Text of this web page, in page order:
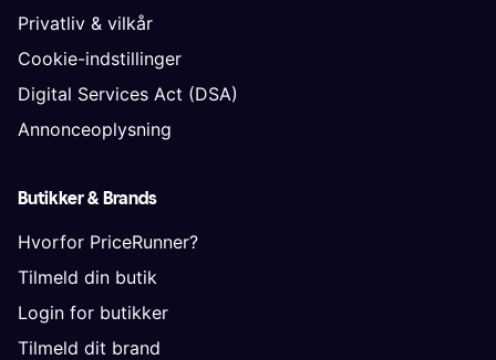
Privatliv & vilkår
Cookie-indstillinger
Digital Services Act (DSA)
Annonceoplysning
Butikker & Brands
Hvorfor PriceRunner?
Tilmeld din butik
Login for butikker
Tilmeld dit brand